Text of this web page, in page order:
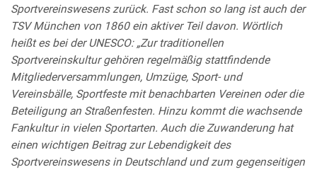
Sportvereinswesens zurück. Fast schon so lang ist auch der
TSV München von 1860 ein aktiver Teil davon. Wörtlich
heißt es bei der UNESCO: „Zur traditionellen
Sportvereinskultur gehören regelmäßig stattfindende
Mitgliederversammlungen, Umzüge, Sport- und
Vereinsbälle, Sportfeste mit benachbarten Vereinen oder die
Beteiligung an Straßenfesten. Hinzu kommt die wachsende
Fankultur in vielen Sportarten. Auch die Zuwanderung hat
einen wichtigen Beitrag zur Lebendigkeit des
Sportvereinswesens in Deutschland und zum gegenseitigen